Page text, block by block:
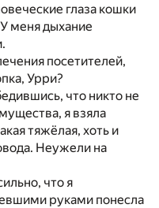
глаза кошки
меня дыхание
посетителей,
Урри?
что никто не
я взяла
тяжёлая, хоть и
Неужели на
что я
руками понесла